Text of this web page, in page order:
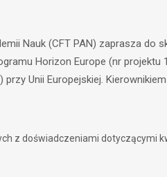
Nauk (CFT PAN) zaprasza do
Horizon Europe (nr
przy Unii Europejskiej.
z doświadczeniami dotyczącymi